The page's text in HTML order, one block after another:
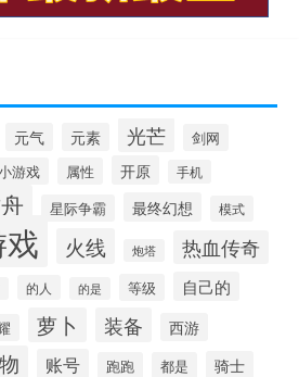
元气 元素 光芒 剑网
游戏 属性 开原 手机
星际争霸 最终幻想 模式
火线 炮塔 热血传奇
的人 的是 等级 自己的
萝卜 装备 西游
账号 跑跑 都是 骑士